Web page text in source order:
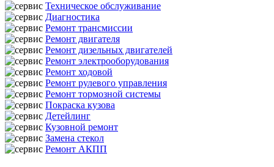
Техническое обслуживание
Диагностика
Ремонт трансмиссии
Ремонт двигателя
Ремонт дизельных двигателей
Ремонт электрооборудования
Ремонт ходовой
Ремонт рулевого управления
Ремонт тормозной системы
Покраска кузова
Детейлинг
Кузовной ремонт
Замена стекол
Ремонт АКПП